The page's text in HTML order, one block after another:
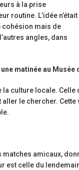
à la prise
routine. L’idée n’était
cohésion mais de
angles, dans
matinée au
la culture locale.
le chercher.
matches amicaux,
est celle du